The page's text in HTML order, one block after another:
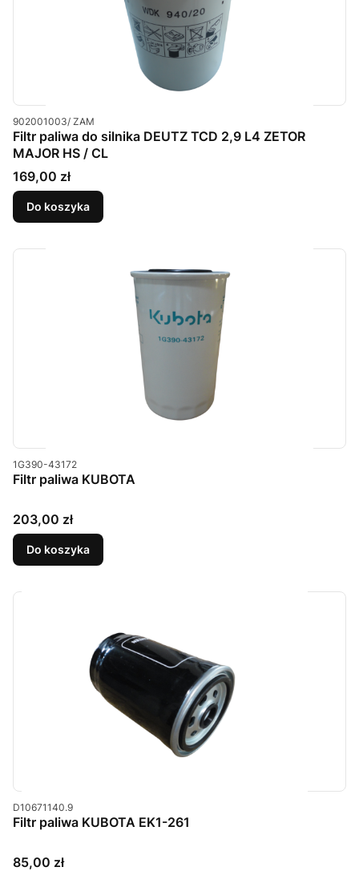
Kod produktu
902001003/ ZAM
Filtr paliwa do silnika DEUTZ TCD 2,9 L4 ZETOR
MAJOR HS / CL
Cena
169,00 zł
Do koszyka
Kod produktu
1G390-43172
Filtr paliwa KUBOTA
Cena
203,00 zł
Do koszyka
Kod produktu
D10671140.9
Filtr paliwa KUBOTA EK1-261
Cena
85,00 zł